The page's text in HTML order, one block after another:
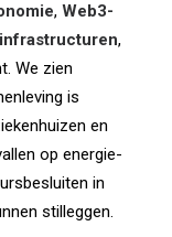
, Web3-
,
We zien
is
en
op energie-
in
stilleggen.